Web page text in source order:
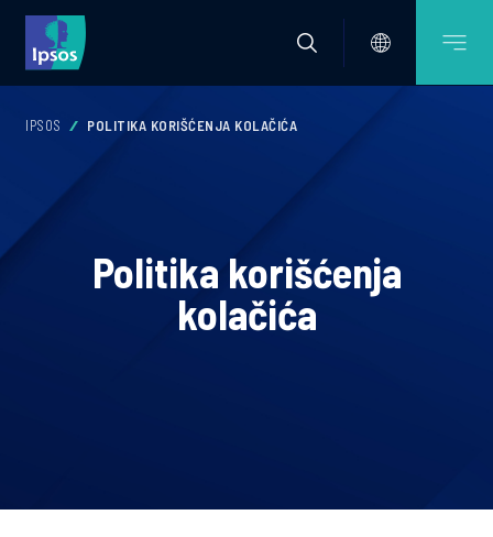
IPSOS POLITIKA KORIŠĆENJA KOLAČIĆA
Politika korišćenja
kolačića